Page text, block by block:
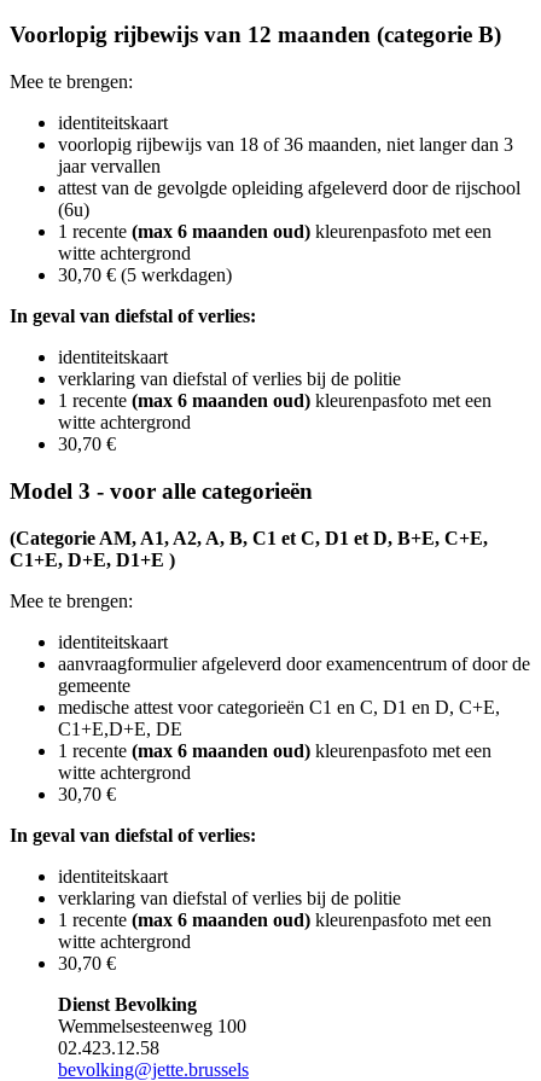
Voorlopig rijbewijs van 12 maanden (categorie B)
Mee te brengen:
identiteitskaart
voorlopig rijbewijs van 18 of 36 maanden, niet langer dan 3
jaar vervallen
attest van de gevolgde opleiding afgeleverd door de rijschool
(6u)
1 recente (max 6 maanden oud) kleurenpasfoto​ met een
witte achtergrond
30,70 € (5 werkdagen)
In geval van diefstal of verlies:
identiteitskaart
verklaring van diefstal of verlies bij de politie
1 recente (max 6 maanden oud) kleurenpasfoto​ met een
witte achtergrond
30,70 €
Model 3 - voor alle categorieën
(Categorie AM, A1, A2, A, B, C1 et C, D1 et D, B+E, C+E,
C1+E, D+E, D1+E )
Mee te brengen:
identiteitskaart
aanvraagformulier afgeleverd door examencentrum of door de
gemeente
medische attest voor categorieën C1 en C, D1 en D, C+E,
C1+E,D+E, DE
1 recente (max 6 maanden oud) kleurenpasfoto​ met een
witte achtergrond
30,70 €
In geval van diefstal of verlies:
identiteitskaart
verklaring van diefstal of verlies bij de politie
1 recente (max 6 maanden oud) kleurenpasfoto​ met een
witte achtergrond
30,70 €
Dienst Bevolking
Wemmelsesteenweg 100
02.423.12.58
bevolking@jette.brussels